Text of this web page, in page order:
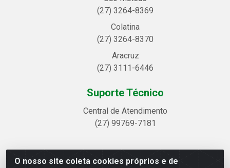
O nosso site coleta cookies próprios e de
(27) 3264-8369
Colatina
(27) 3264-8370
Aracruz
(27) 3111-6446
Suporte Técnico
Central de Atendimento
(27) 99769-7181